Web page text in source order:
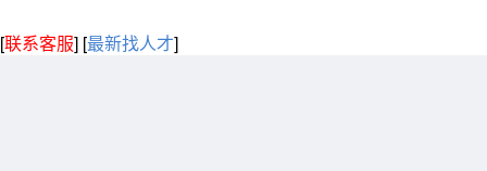
[联系客服] [最新找人才]